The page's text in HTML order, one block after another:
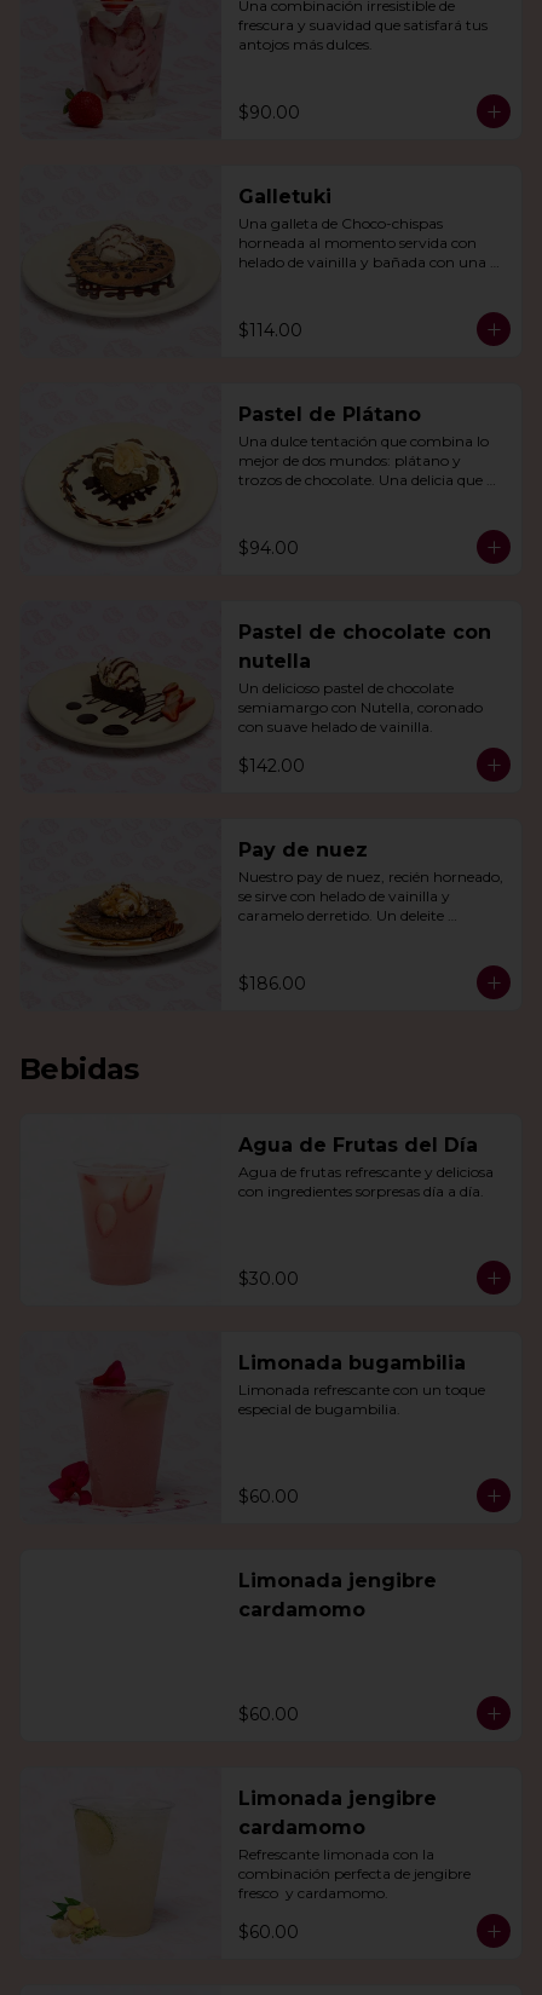
Una combinación irresistible de
frescura y suavidad que satisfará tus
antojos más dulces.
$90.00
Galletuki
Una galleta de Choco-chispas
horneada al momento servida con
helado de vainilla y bañada con una
$114.00
Pastel de Plátano
Una dulce tentación que combina lo
mejor de dos mundos: plátano y
trozos de chocolate. Una delicia que
$94.00
Pastel de chocolate con
nutella
Un delicioso pastel de chocolate
semiamargo con Nutella, coronado
con suave helado de vainilla.
$142.00
Pay de nuez
Nuestro pay de nuez, recién horneado,
se sirve con helado de vainilla y
caramelo derretido. Un deleite
$186.00
Bebidas
Agua de Frutas del Día
Agua de frutas refrescante y deliciosa
con ingredientes sorpresas día a día.
$30.00
Limonada bugambilia
Limonada refrescante con un toque
especial de bugambilia.
$60.00
Limonada jengibre
cardamomo
$60.00
Limonada jengibre
cardamomo
Refrescante limonada con la
combinación perfecta de jengibre
fresco  y cardamomo.
$60.00